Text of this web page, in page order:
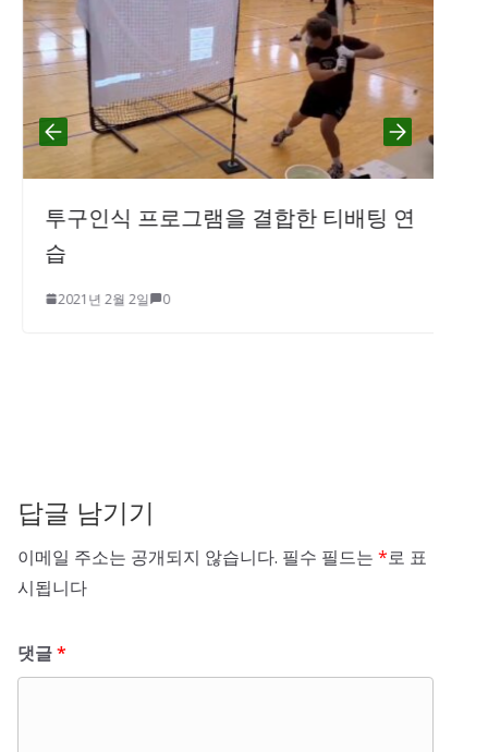
투구인식 프로그램을 결합한 티배팅 연
습
2021년 2월 2일 0
답글 남기기
이메일 주소는 공개되지 않습니다. 필수 필드는 *로 표
시됩니다
댓글*